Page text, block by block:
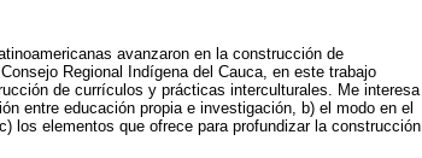
avanzaron en la construcción de
Regional Indígena del Cauca, en este trabajo
de currículos y prácticas interculturales. Me interesa
entre educación propia e investigación, b) el modo en el
los elementos que ofrece para profundizar la construcción